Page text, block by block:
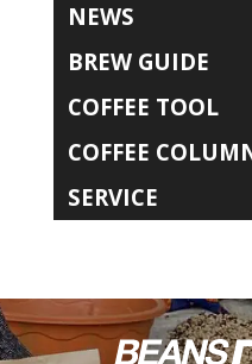
NEWS
BREW GUIDE
COFFEE TOOL
COFFEE
SERVICE